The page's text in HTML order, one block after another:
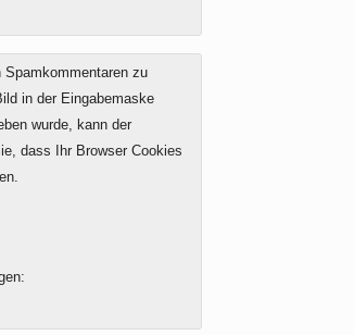
Spamkommentaren zu
in der Eingabemaske
wurde, kann der
dass Ihr Browser Cookies